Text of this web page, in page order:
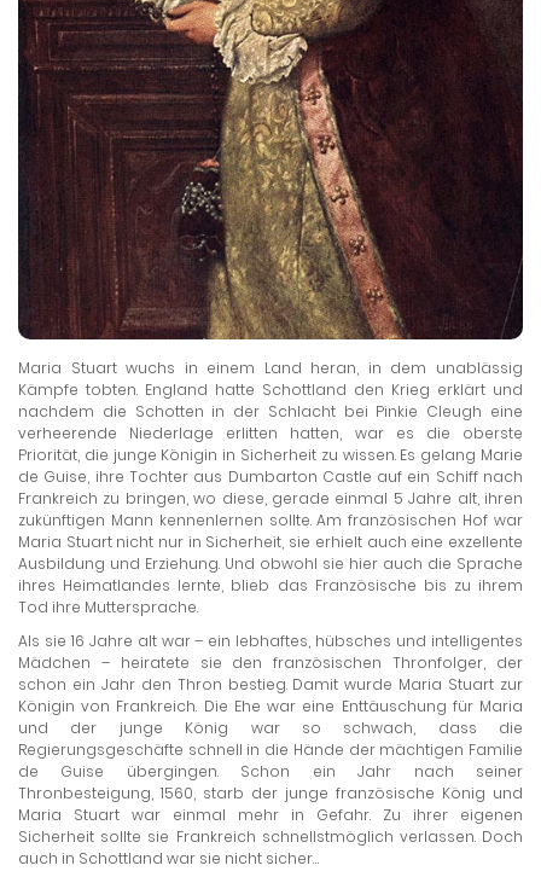
Maria Stuart wuchs in einem Land heran, in dem unablässig
Kämpfe tobten. England hatte Schottland den Krieg erklärt und
nachdem die Schotten in der Schlacht bei Pinkie Cleugh eine
verheerende Niederlage erlitten hatten, war es die oberste
Priorität, die junge Königin in Sicherheit zu wissen. Es gelang Marie
de Guise, ihre Tochter aus Dumbarton Castle auf ein Schiff nach
Frankreich zu bringen, wo diese, gerade einmal 5 Jahre alt, ihren
zukünftigen Mann kennenlernen sollte. Am französischen Hof war
Maria Stuart nicht nur in Sicherheit, sie erhielt auch eine exzellente
Ausbildung und Erziehung. Und obwohl sie hier auch die Sprache
ihres Heimatlandes lernte, blieb das Französische bis zu ihrem
Tod ihre Muttersprache.
Als sie 16 Jahre alt war – ein lebhaftes, hübsches und intelligentes
Mädchen – heiratete sie den französischen Thronfolger, der
schon ein Jahr den Thron bestieg. Damit wurde Maria Stuart zur
Königin von Frankreich. Die Ehe war eine Enttäuschung für Maria
und der junge König war so schwach, dass die
Regierungsgeschäfte schnell in die Hände der mächtigen Familie
de Guise übergingen. Schon ein Jahr nach seiner
Thronbesteigung, 1560, starb der junge französische König und
Maria Stuart war einmal mehr in Gefahr. Zu ihrer eigenen
Sicherheit sollte sie Frankreich schnellstmöglich verlassen. Doch
auch in Schottland war sie nicht sicher…